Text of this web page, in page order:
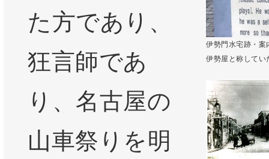
伊勢門水宅跡・案
伊勢屋と称してい
た方であり、
狂言師であ
り、名古屋の
山車祭りを明